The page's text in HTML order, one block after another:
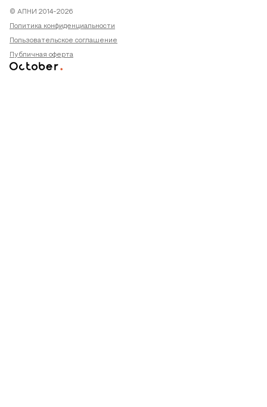
© АПНИ 2014-2026
Политика конфиденциальности
Пользовательское соглашение
Публичная оферта